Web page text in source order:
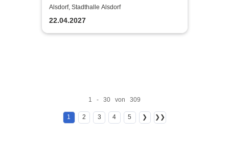
Show #Emotion
Alsdorf, Stadthalle Alsdorf
22.04.2027
1 - 30 von 309
1 2 3 4 5 ❯ ❯❯